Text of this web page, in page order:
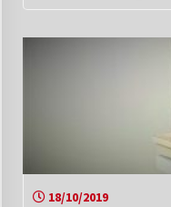
18/10/2019